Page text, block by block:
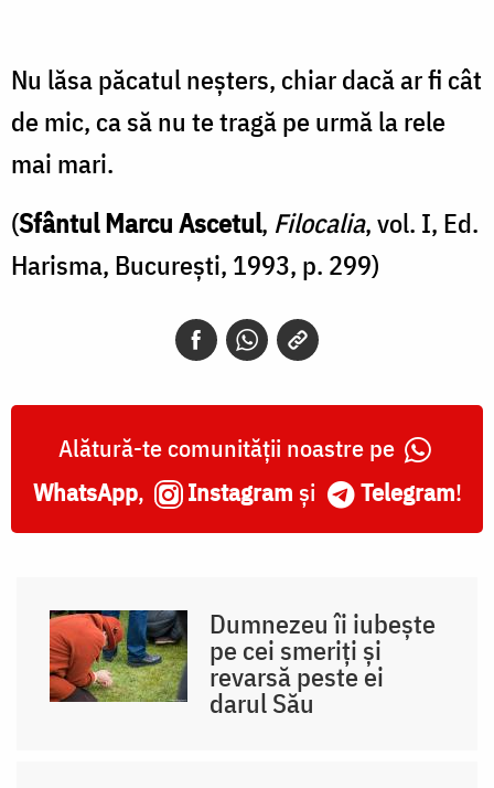
chiar
dacă
ar
fi
de
să
te
la
rele
mai
Nu lăsa păcatul neșters, chiar dacă ar fi cât
de mic, ca să nu te tragă pe urmă la rele
mai mari.
(Sfântul Marcu Ascetul, Filocalia, vol. I, Ed.
Harisma, București, 1993, p. 299)
Alătură-te comunității noastre pe
WhatsApp, Instagram și Telegram!
Dumnezeu îi iubește
pe cei smeriți și
revarsă peste ei
darul Său